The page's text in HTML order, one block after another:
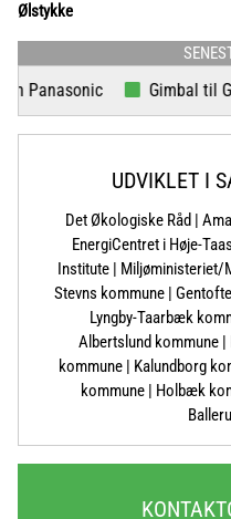
Ølstykke
Gimbal til
UDVIKLET I
Det Økologiske Råd |
EnergiCentret i Høje-
Institute | Miljøministeriet/
Stevns kommune |
Lyngby-Taarbæk
Albertslund kommune |
kommune | Kalundborg
kommune | Holbæk